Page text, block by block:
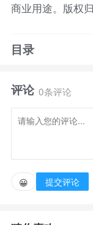
商业用途。版权
的世界狰狞怪异
目录
评论 0条评论
😀 提交评论